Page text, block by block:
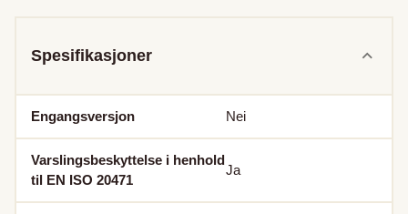
Spesifikasjoner
Engangsversjon Nei
Varslingsbeskyttelse i henhold
til EN ISO 20471
Ja